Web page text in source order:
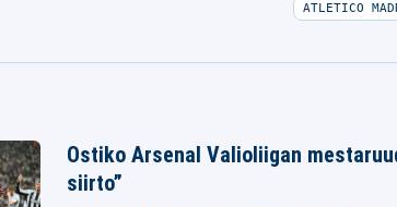
ATLETICO
Ostiko Arsenal Valioliigan
siirto”